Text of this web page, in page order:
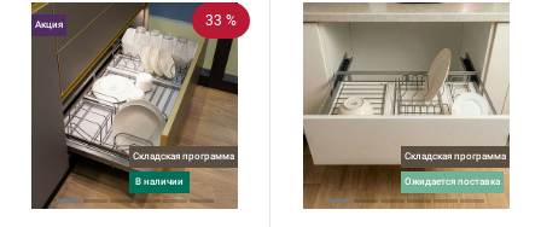
33 %
Складская программа
в наличии
Акция
Складская программа
ожидается поставка